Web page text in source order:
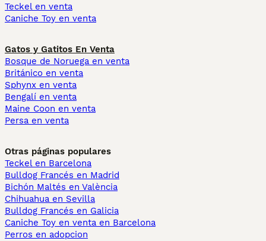
Teckel en venta
Caniche Toy en venta
Gatos y Gatitos En Venta
Bosque de Noruega en venta
Británico en venta
Sphynx en venta
Bengalí en venta
Maine Coon en venta
Persa en venta
Otras páginas populares
Teckel en Barcelona
Bulldog Francés en Madrid
Bichón Maltés en València
Chihuahua en Sevilla
Bulldog Francés en Galicia
Caniche Toy en venta en Barcelona
Perros en adopcion